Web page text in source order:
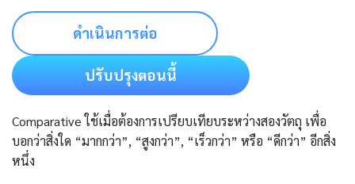
ดำเนินการต่อ
ปรับปรุงตอนนี้
Comparative ใช้เมื่อต้องการเปรียบเทียบระหว่างสองวัตถุ เพื่อ
บอกว่าสิ่งใด “มากกว่า”, “สูงกว่า”, “เร็วกว่า” หรือ “ดีกว่า” อีกสิ่ง
หนึ่ง